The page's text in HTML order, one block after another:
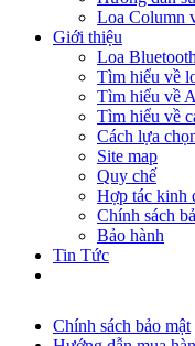
Loa Column
Giới thiệu
Loa
Tìm hiểu về
Tìm hiểu về
Tìm hiểu về
Cách lựa
Site map
Quy chế
Hợp tác kinh
Chính sách
Bảo hành
Tin Tức
Chính sách bảo mật